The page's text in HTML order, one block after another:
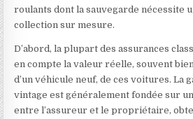
roulants dont la sauvegarde nécessite
collection sur mesure.
D’abord, la plupart des assurances
en compte la valeur réelle, souvent
d’un véhicule neuf, de ces voitures. La
vintage est généralement fondée sur
entre l’assureur et le propriétaire,